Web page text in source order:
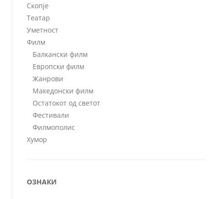
Скопје
Театар
Уметност
Филм
Балкански филм
Европски филм
Жанрови
Македонски филм
Остатокот од светот
Фестивали
Филмополис
Хумор
ОЗНАКИ